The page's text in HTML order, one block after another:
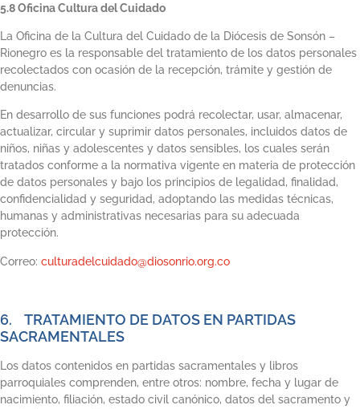
5.8 Oficina Cultura del Cuidado
La Oficina de la Cultura del Cuidado de la Diócesis de Sonsón –
Rionegro es la responsable del tratamiento de los datos personales
recolectados con ocasión de la recepción, trámite y gestión de
denuncias.
En desarrollo de sus funciones podrá recolectar, usar, almacenar,
actualizar, circular y suprimir datos personales, incluidos datos de
niños, niñas y adolescentes y datos sensibles, los cuales serán
tratados conforme a la normativa vigente en materia de protección
de datos personales y bajo los principios de legalidad, finalidad,
confidencialidad y seguridad, adoptando las medidas técnicas,
humanas y administrativas necesarias para su adecuada
protección.
Correo: culturadelcuidado@diosonrio.org.co
6. TRATAMIENTO DE DATOS EN PARTIDAS
SACRAMENTALES
Los datos contenidos en partidas sacramentales y libros
parroquiales comprenden, entre otros: nombre, fecha y lugar de
nacimiento, filiación, estado civil canónico, datos del sacramento y